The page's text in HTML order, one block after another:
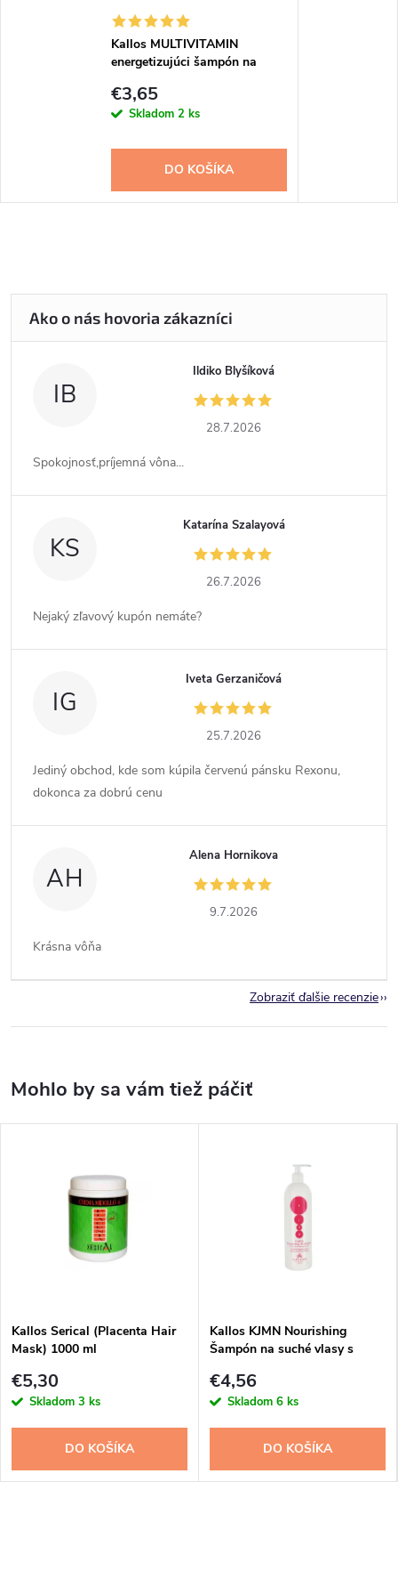
Kallos MULTIVITAMIN
energetizujúci šampón na
€3,65
Skladom 2 ks
DO KOŠÍKA
Kallos Serical (Placenta Hair
Mask) 1000 ml
€5,30
Skladom 3 ks
DO KOŠÍKA
Kallos KJMN Nourishing
Šampón na suché vlasy s
€4,56
Skladom 6 ks
DO KOŠÍKA
IB
Ildiko Blyšíková
28.7.2026
Spokojnosť,príjemná vôna...
KS
Katarína Szalayová
26.7.2026
Nejaký zľavový kupón nemáte?
IG
Iveta Gerzaničová
25.7.2026
Jediný obchod, kde som kúpila červenú pánsku Rexonu,
dokonca za dobrú cenu
AH
Alena Hornikova
9.7.2026
Krásna vôňa
Zobraziť ďalšie recenzie